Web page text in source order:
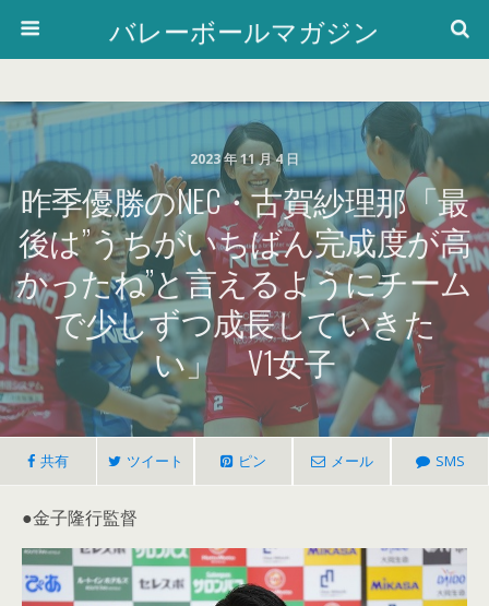
バレーボールマガジン
2023 年 11 月 4 日
昨季優勝のNEC・古賀紗理那「最
後は”うちがいちばん完成度が高
かったね”と言えるようにチーム
で少しずつ成長していきた
い」 V1女子
共有 ツイート ピン メール SMS
●金子隆行監督